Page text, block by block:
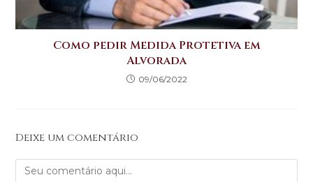
Como pedir Medida Protetiva em
Alvorada
09/06/2022
Deixe um comentário